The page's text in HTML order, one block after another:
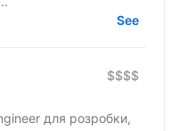
See
$$$$
для розробки,